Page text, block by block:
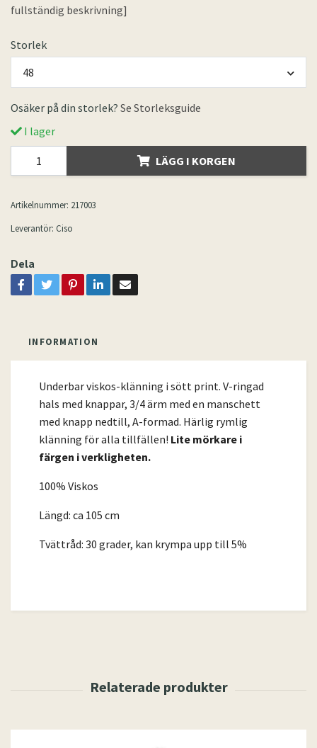
fullständig beskrivning]
Storlek
48
Osäker på din storlek? Se Storleksguide
I lager
LÄGG I KORGEN
Artikelnummer: 217003
Leverantör: Ciso
Dela
INFORMATION
Underbar viskos-klänning i sött print. V-ringad
hals med knappar, 3/4 ärm med en manschett
med knapp nedtill, A-formad. Härlig rymlig
klänning för alla tillfällen! Lite mörkare i
färgen i verkligheten.
100% Viskos
Längd: ca 105 cm
Tvättråd: 30 grader, kan krympa upp till 5%